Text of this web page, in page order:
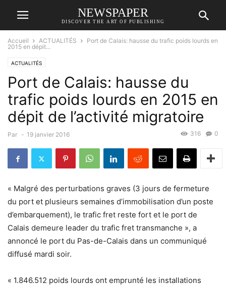
NEWSPAPER
DISCOVER THE ART OF PUBLISHING
Accueil ACTUALITÉS
Port de Calais: hausse du trafic poids lourds en
2015 en dépit...
ACTUALITÉS
Port de Calais: hausse du
trafic poids lourds en 2015 en
dépit de l’activité migratoire
Par - 19 janvier 2016 0
316
« Malgré des perturbations graves (3 jours de fermeture
du port et plusieurs semaines d’immobilisation d’un poste
d’embarquement), le trafic fret reste fort et le port de
Calais demeure leader du trafic fret transmanche », a
annoncé le port du Pas-de-Calais dans un communiqué
diffusé mardi soir.
« 1.846.512 poids lourds ont emprunté les installations